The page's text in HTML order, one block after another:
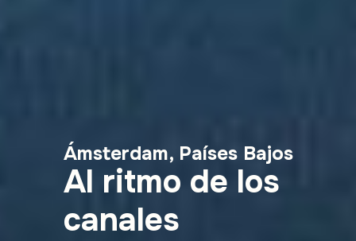
Ámsterdam, Países Bajos
Al ritmo de los
canales